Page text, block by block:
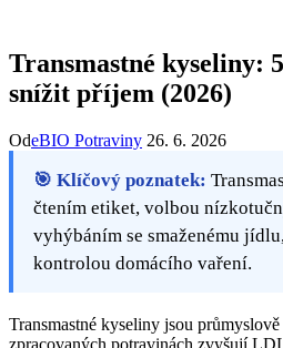
Transmastné kyseliny:
snížit příjem (2026)
OdeBIO Potraviny 26. 6. 2026
🎯 Klíčový poznatek:
čtením etiket, volbou
vyhýbáním se smaženému
kontrolou domácího vaření.
Transmastné kyseliny jsou
zpracovaných potravinách zvyšují